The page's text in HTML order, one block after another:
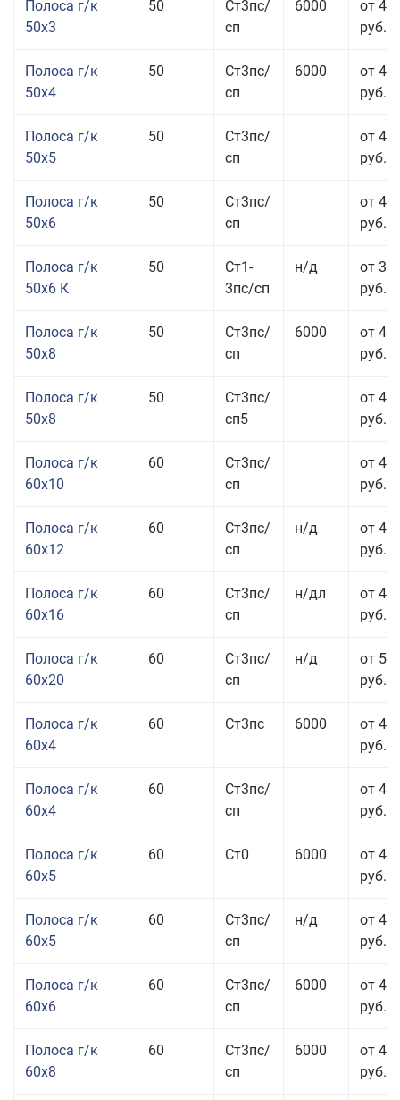
Полоса г/к
50x3
50
Ст3пс/
сп
6000
от 47
руб.
Полоса г/к
50x4
50
Ст3пс/
сп
6000
от 45
руб.
Полоса г/к
50x5
50
Ст3пс/
сп
от 43
руб.
Полоса г/к
50x6
50
Ст3пс/
сп
от 42
руб.
Полоса г/к
50x6 К
50
Ст1-
3пс/сп
н/д
от 35
руб.
Полоса г/к
50x8
50
Ст3пс/
сп
6000
от 45
руб.
Полоса г/к
50x8
50
Ст3пс/
сп5
от 45
руб.
Полоса г/к
60x10
60
Ст3пс/
сп
от 41
руб.
Полоса г/к
60x12
60
Ст3пс/
сп
н/д
от 44
руб.
Полоса г/к
60x16
60
Ст3пс/
сп
н/дл
от 48
руб.
Полоса г/к
60x20
60
Ст3пс/
сп
н/д
от 53
руб.
Полоса г/к
60x4
60 Ст3пс 6000
от 45
руб.
Полоса г/к
60x4
60
Ст3пс/
сп
от 45
руб.
Полоса г/к
60x5
60 Ст0 6000
от 42
руб.
Полоса г/к
60x5
60
Ст3пс/
сп
н/д
от 42
руб.
Полоса г/к
60x6
60
Ст3пс/
сп
6000
от 42
руб.
Полоса г/к
60x8
60
Ст3пс/
сп
6000
от 42
руб.